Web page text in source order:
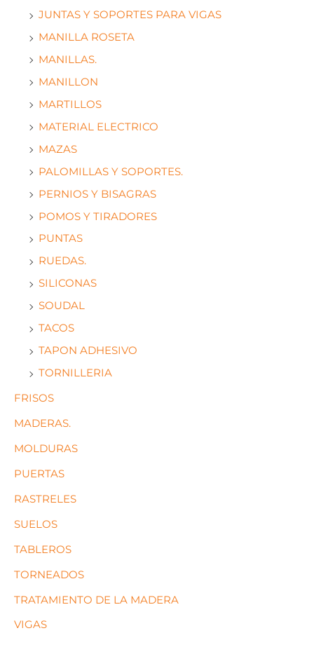
JUNTAS Y SOPORTES PARA VIGAS
MANILLA ROSETA
MANILLAS.
MANILLON
MARTILLOS
MATERIAL ELECTRICO
MAZAS
PALOMILLAS Y SOPORTES.
PERNIOS Y BISAGRAS
POMOS Y TIRADORES
PUNTAS
RUEDAS.
SILICONAS
SOUDAL
TACOS
TAPON ADHESIVO
TORNILLERIA
FRISOS
MADERAS.
MOLDURAS
PUERTAS
RASTRELES
SUELOS
TABLEROS
TORNEADOS
TRATAMIENTO DE LA MADERA
VIGAS